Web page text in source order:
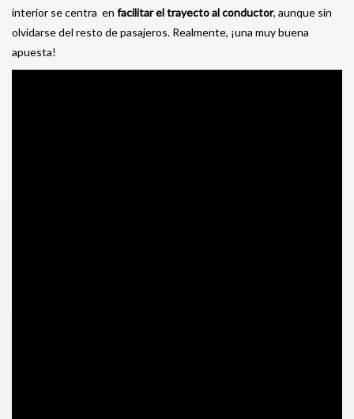
interior se centra en facilitar el trayecto al conductor, aunque sin
olvidarse del resto de pasajeros. Realmente, ¡una muy buena
apuesta!